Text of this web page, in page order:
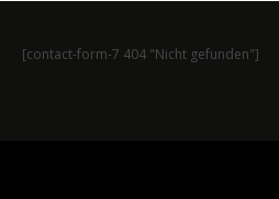
[contact-form-7 404 "Nicht gefunden"]